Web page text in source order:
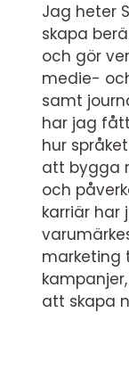
Jag heter
skapa
och gör
medie-
samt
har jag
hur
att bygga
och
karriär
marketing
att skapa